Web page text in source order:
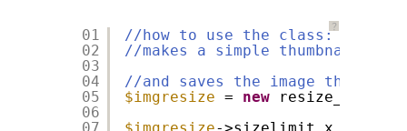
？
01
02
03
04
05
06
//how to use the class:
//makes a simple thumbnail of
//and saves the image then
$imgresize = new
resize_img();